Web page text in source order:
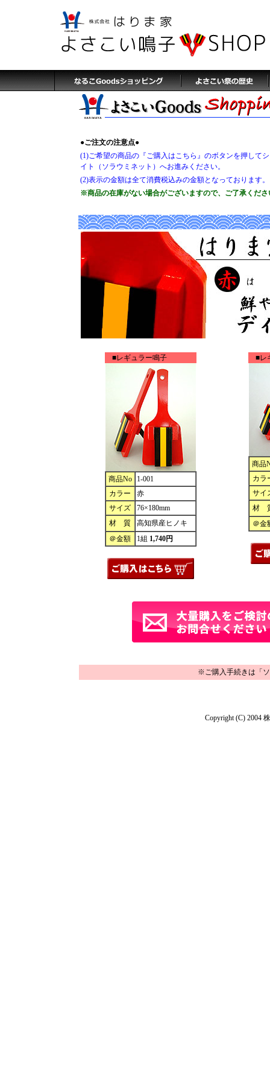
●ご注文の注意点●
(1)ご希望の商品の『ご購入はこちら』のボタンを押して
イト（ソラウミネット）へお進みください。
(2)表示の金額は全て消費税込みの金額となっております。
※商品の在庫がない場合がございますので、ご了承くださ
■レギュラー鳴子
商品No
1-001
カラー
赤
サイズ
76×180mm
材 質
高知県産ヒノキ
＠金額
1組 1,740円
■レ
商品
カラ
サイ
材
＠金
※ご購入手続きは「
Copyright (C) 2004